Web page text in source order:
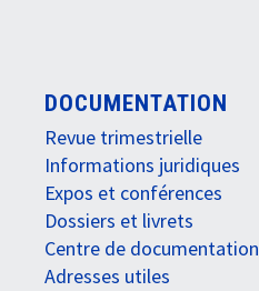
DOCUMENTATION
Revue trimestrielle
Informations juridiques
Expos et conférences
Dossiers et livrets
Centre de documentation
Adresses utiles